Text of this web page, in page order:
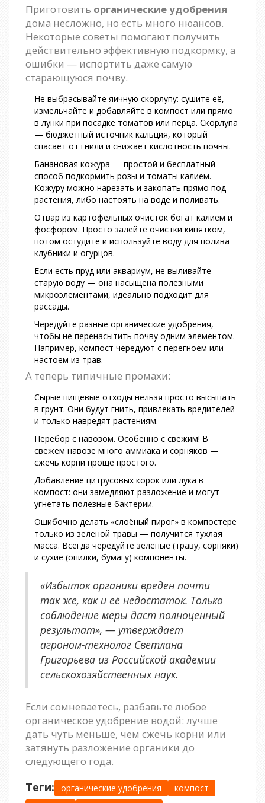
Приготовить органические удобрения
дома несложно, но есть много нюансов.
Некоторые советы помогают получить
действительно эффективную подкормку, а
ошибки — испортить даже самую
старающуюся почву.
Не выбрасывайте яичную скорлупу: сушите её,
измельчайте и добавляйте в компост или прямо
в лунки при посадке томатов или перца. Скорлупа
— бюджетный источник кальция, который
спасает от гнили и снижает кислотность почвы.
Банановая кожура — простой и бесплатный
способ подкормить розы и томаты калием.
Кожуру можно нарезать и закопать прямо под
растения, либо настоять на воде и поливать.
Отвар из картофельных очисток богат калием и
фосфором. Просто залейте очистки кипятком,
потом остудите и используйте воду для полива
клубники и огурцов.
Если есть пруд или аквариум, не выливайте
старую воду — она насыщена полезными
микроэлементами, идеально подходит для
рассады.
Чередуйте разные органические удобрения,
чтобы не перенасытить почву одним элементом.
Например, компост чередуют с перегноем или
настоем из трав.
А теперь типичные промахи:
Сырые пищевые отходы нельзя просто высыпать
в грунт. Они будут гнить, привлекать вредителей
и только навредят растениям.
Перебор с навозом. Особенно с свежим! В
свежем навозе много аммиака и сорняков —
сжечь корни проще простого.
Добавление цитрусовых корок или лука в
компост: они замедляют разложение и могут
угнетать полезные бактерии.
Ошибочно делать «слоёный пирог» в компостере
только из зелёной травы — получится тухлая
масса. Всегда чередуйте зелёные (траву, сорняки)
и сухие (опилки, бумагу) компоненты.
«Избыток органики вреден почти
так же, как и её недостаток. Только
соблюдение меры даст полноценный
результат», — утверждает
агроном-технолог Светлана
Григорьева из Российской академии
сельскохозяйственных наук.
Если сомневаетесь, разбавьте любое
органическое удобрение водой: лучше
дать чуть меньше, чем сжечь корни или
затянуть разложение органики до
следующего года.
Теги: органические удобрения
компост